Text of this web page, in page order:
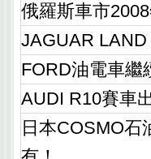
俄羅斯車市
JAGUAR
FORD油電車繼
AUDI R10賽車
日本COSMO石